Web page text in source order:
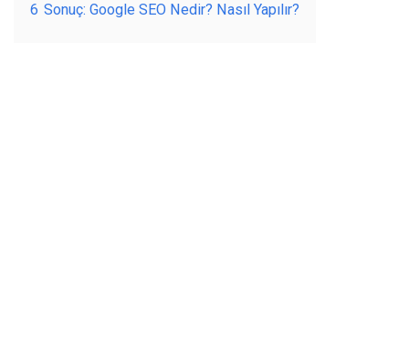
6 Sonuç: Google SEO Nedir? Nasıl Yapılır?